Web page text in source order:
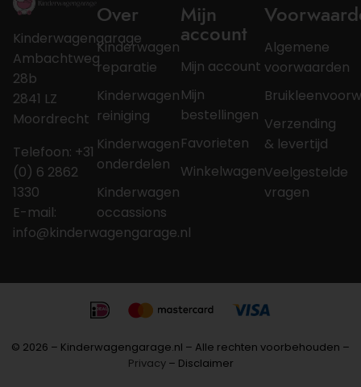
Kinderwagengarage
Ambachtweg
28b
2841 LZ
Moordrecht
Telefoon: +31
(0) 6 2862
1330
E-mail:
info@kinderwagengarage.nl
Over
Kinderwagen
reparatie
Kinderwagen
reiniging
Kinderwagen
onderdelen
Kinderwagen
occassions
Mijn
account
Mijn account
Mijn
bestellingen
Favorieten
Winkelwagen
Algemene
voorwaarden
Verzending
& levertijd
Veelgestelde
vragen
© 2026 – Kinderwagengarage.nl – Alle rechten voorbehouden –
Privacy– Disclaimer